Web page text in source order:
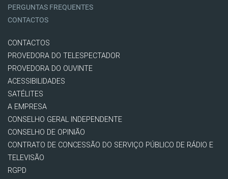
PERGUNTAS FREQUENTES
CONTACTOS
CONTACTOS
PROVEDORA DO TELESPECTADOR
PROVEDORA DO OUVINTE
ACESSIBILIDADES
SATÉLITES
A EMPRESA
CONSELHO GERAL INDEPENDENTE
CONSELHO DE OPINIÃO
CONTRATO DE CONCESSÃO DO SERVIÇO PÚBLICO DE RÁDIO E
TELEVISÃO
RGPD